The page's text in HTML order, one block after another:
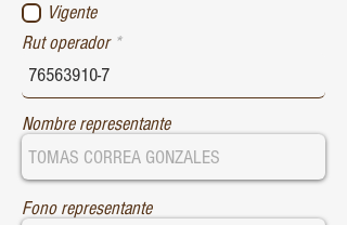
Vigente
Rut operador
Nombre representante
Fono representante